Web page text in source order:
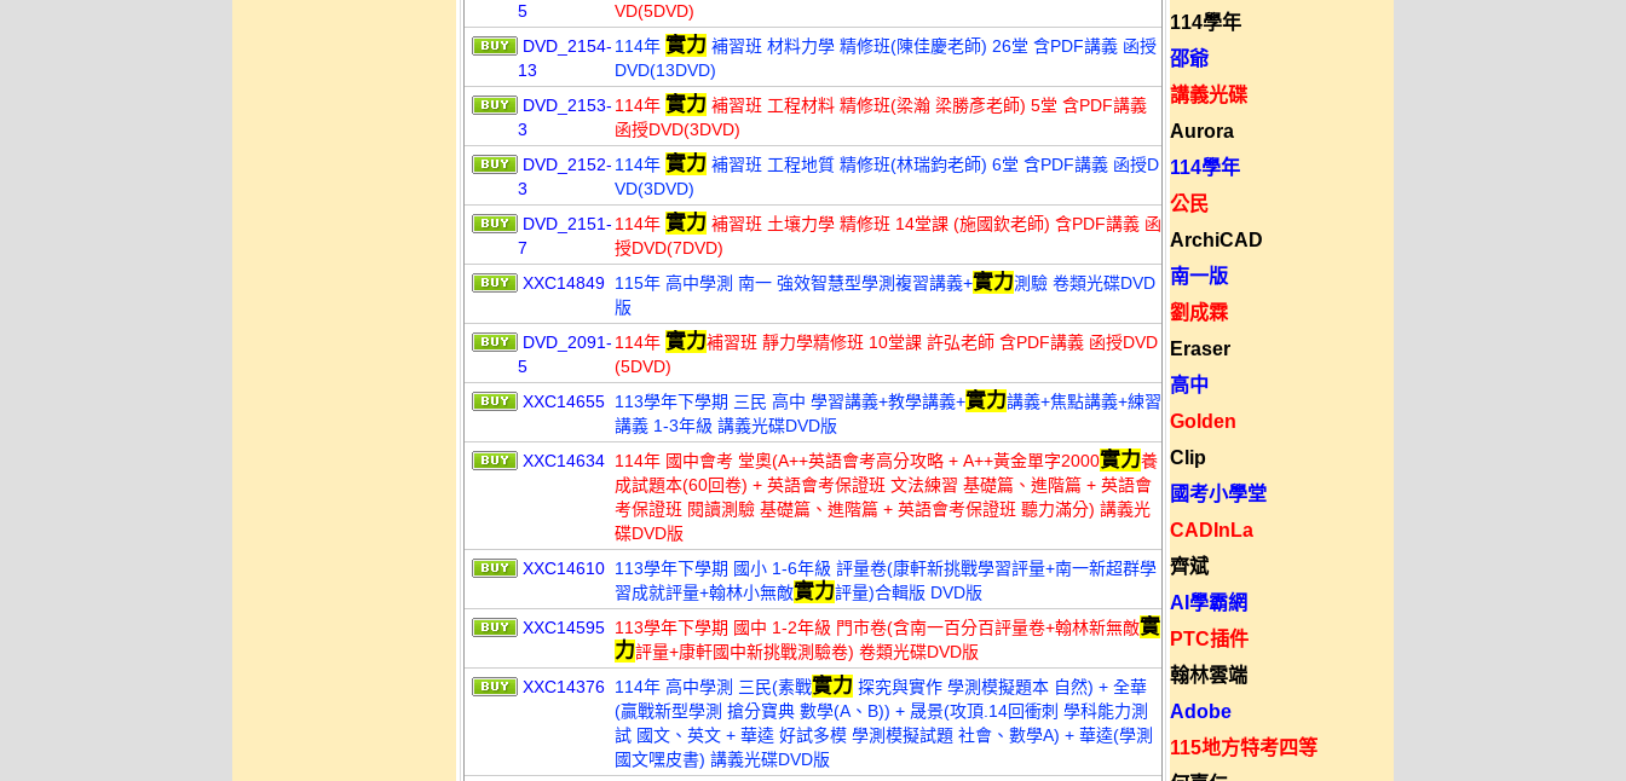
5
VD(5DVD)
DVD_2154-
13
114年 實力 補習班 材料力學 精修班(陳佳慶老師) 26堂 含PDF講義 函授
DVD(13DVD)
DVD_2153-
3
114年 實力 補習班 工程材料 精修班(梁瀚 梁勝彥老師) 5堂 含PDF講義
函授DVD(3DVD)
DVD_2152-
3
114年 實力 補習班 工程地質 精修班(林瑞鈞老師) 6堂 含PDF講義 函授D
VD(3DVD)
DVD_2151-
7
114年 實力 補習班 土壤力學 精修班 14堂課 (施國欽老師) 含PDF講義 函
授DVD(7DVD)
XXC14849 115年 高中學測 南一 強效智慧型學測複習講義+實力測驗 卷類光碟DVD
版
DVD_2091-
5
114年 實力補習班 靜力學精修班 10堂課 許弘老師 含PDF講義 函授DVD
(5DVD)
XXC14655 113學年下學期 三民 高中 學習講義+教學講義+實力講義+焦點講義+練習
講義 1-3年級 講義光碟DVD版
XXC14634 114年 國中會考 堂奧(A++英語會考高分攻略 + A++黃金單字2000實力養
成試題本(60回卷) + 英語會考保證班 文法練習 基礎篇、進階篇 + 英語會
考保證班 閱讀測驗 基礎篇、進階篇 + 英語會考保證班 聽力滿分) 講義光
碟DVD版
XXC14610 113學年下學期 國小 1-6年級 評量卷(康軒新挑戰學習評量+南一新超群學
習成就評量+翰林小無敵實力評量)合輯版 DVD版
XXC14595 113學年下學期 國中 1-2年級 門市卷(含南一百分百評量卷+翰林新無敵實
力評量+康軒國中新挑戰測驗卷) 卷類光碟DVD版
XXC14376 114年 高中學測 三民(素戰實力 探究與實作 學測模擬題本 自然) + 全華
(贏戰新型學測 搶分寶典 數學(A、B)) + 晟景(攻頂.14回衝刺 學科能力測
試 國文、英文 + 華逵 好試多模 學測模擬試題 社會、數學A) + 華逵(學測
國文嘿皮書) 講義光碟DVD版
114學年
邵爺
講義光碟
Aurora
114學年
公民
ArchiCAD
南一版
劉成霖
Eraser
高中
Golden
Clip
國考小學堂
CADInLa
齊斌
AI學霸網
PTC插件
翰林雲端
Adobe
115地方特考四等